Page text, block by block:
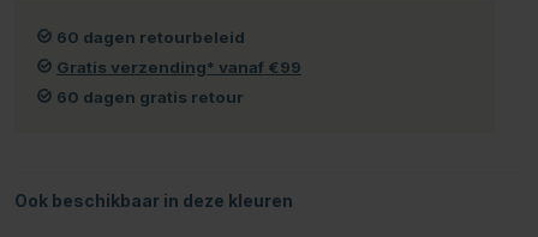
60 dagen retourbeleid
Gratis verzending* vanaf €99
60 dagen gratis retour
Ook beschikbaar in deze kleuren